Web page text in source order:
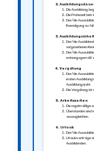
2.
Die Ausbildung
Die Probezeit
Der/die
Beendigung zu
3.
Der/die
vorgesehenen
Der/die
ordnungsgemäß
4. Vergütung
Der/die
ersten
Ausbildungsjahr.
Die Vergütung ist
5. Arbeitszeiten
Die regelmäßige
Überstunden sind
auszugleichen.
6. Urlaub
Der/die
Urlaubsanträge
Ausbildenden.